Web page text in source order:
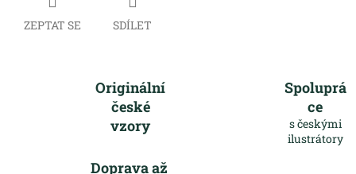
ZEPTAT SE SDÍLET
Originální
české
vzory
Spoluprá
ce
s českými
ilustrátory
Doprava až